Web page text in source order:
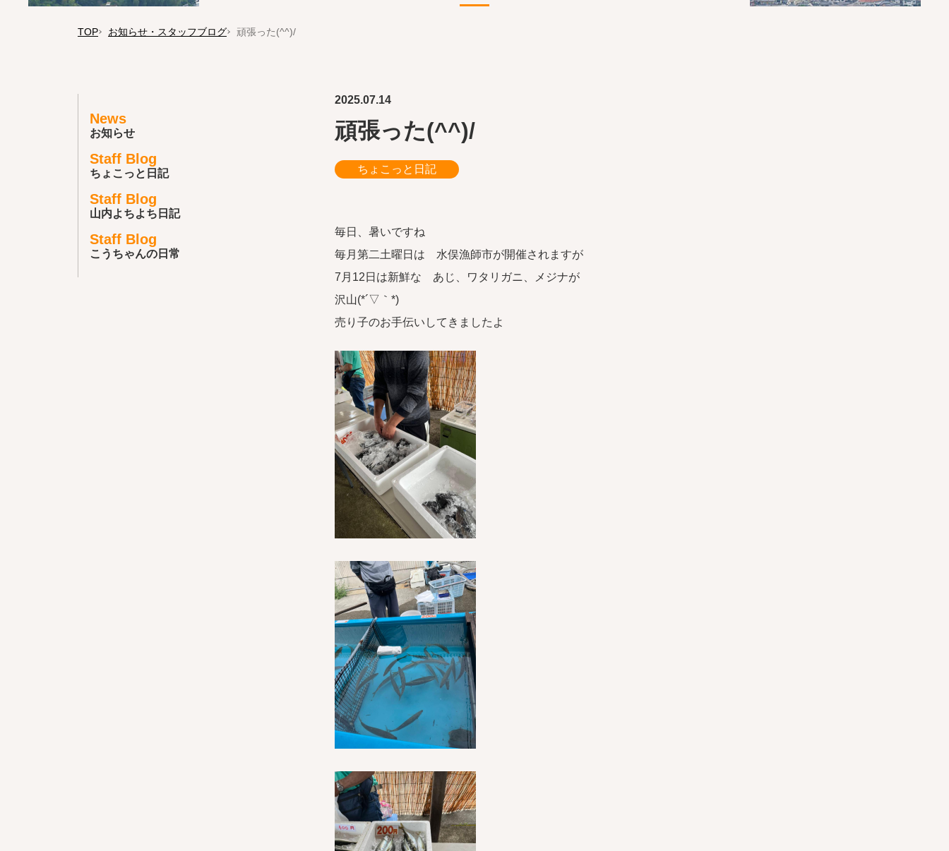
TOP お知らせ・スタッフブログ 頑張った(^^)/
News
お知らせ
Staff Blog
ちょこっと日記
Staff Blog
山内よちよち日記
Staff Blog
こうちゃんの日常
2025.07.14
頑張った(^^)/
ちょこっと日記
毎日、暑いですね
毎月第二土曜日は 水俣漁師市が開催されますが
7月12日は新鮮な あじ、ワタリガニ、メジナが
沢山(*´▽｀*)
売り子のお手伝いしてきましたよ